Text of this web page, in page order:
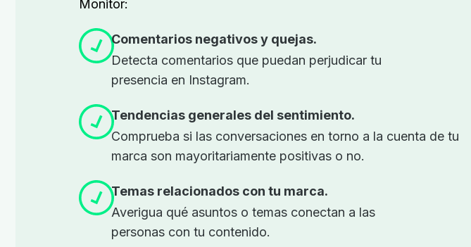
Monitor:
Comentarios negativos y quejas.
Detecta comentarios que puedan perjudicar tu
presencia en Instagram.
Tendencias generales del sentimiento.
Comprueba si las conversaciones en torno a la cuenta de tu
marca son mayoritariamente positivas o no.
Temas relacionados con tu marca.
Averigua qué asuntos o temas conectan a las
personas con tu contenido.